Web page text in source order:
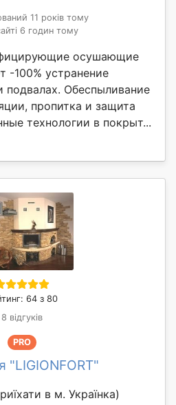
11 років тому
6 годин тому
осушающие
-100% устранение
подвалах. Обеспыливание
пропитка и защита
технологии в покрыт...
64 з 80
8 відгуків
PRO
"LIGIONFORT"
в м. Українка)